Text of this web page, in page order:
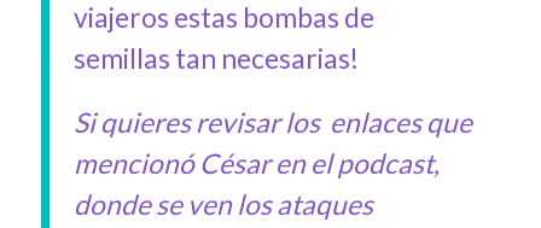
viajeros estas bombas de
semillas tan necesarias!
Si quieres revisar los enlaces que
mencionó César en el podcast,
donde se ven los ataques